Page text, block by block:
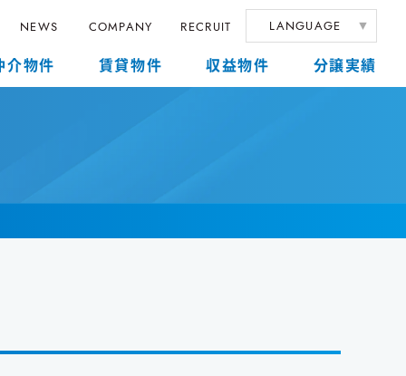
NEWS COMPANY RECRUIT LANGUAGE
介物件 賃貸物件 収益物件 分譲実績